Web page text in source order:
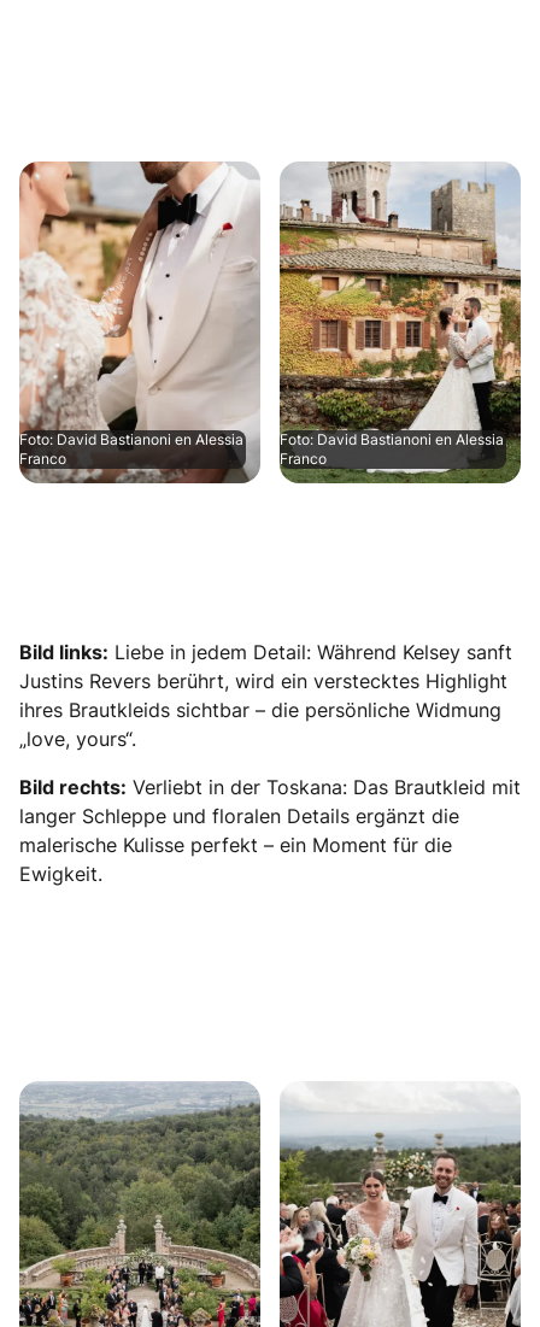
Foto: David Bastianoni en Alessia
Franco
Foto: David Bastianoni en Alessia
Franco
Bild links: Liebe in jedem Detail: Während Kelsey sanft
Justins Revers berührt, wird ein verstecktes Highlight
ihres Brautkleids sichtbar – die persönliche Widmung
„love, yours“.
Bild rechts: Verliebt in der Toskana: Das Brautkleid mit
langer Schleppe und floralen Details ergänzt die
malerische Kulisse perfekt – ein Moment für die
Ewigkeit.